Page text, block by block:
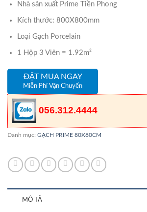
Nhà sản xuất Prime Tiền Phong
Kích thước: 800X800mm
Loại Gạch Porcelain
1 Hộp 3 Viên = 1.92m²
ĐẶT MUA NGAY
Miễn Phí Vận Chuyển
056.312.4444
Danh mục: GẠCH PRIME 80X80CM
MÔ TẢ